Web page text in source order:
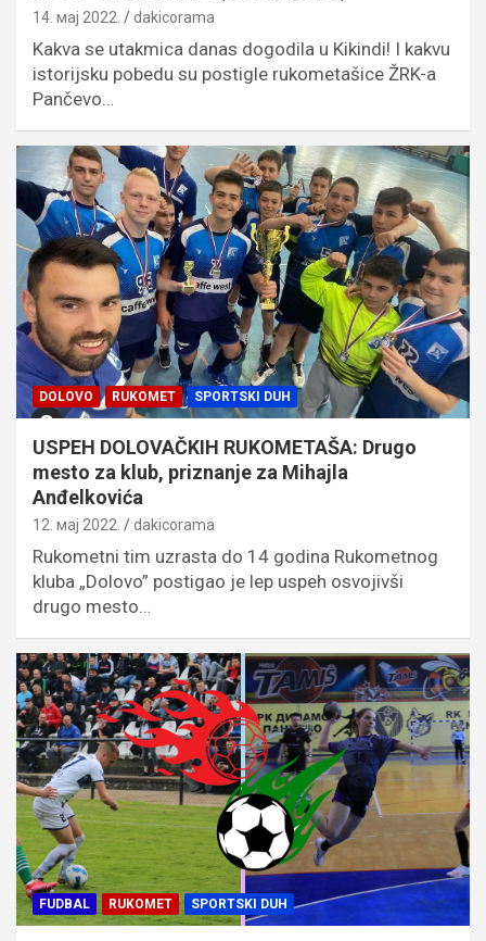
14. мај 2022. dakicorama
Kakva se utakmica danas dogodila u Kikindi! I kakvu
istorijsku pobedu su postigle rukometašice ŽRK-a
Pančevo…
DOLOVO RUKOMET SPORTSKI DUH
USPEH DOLOVAČKIH RUKOMETAŠA: Drugo
mesto za klub, priznanje za Mihajla
Anđelkovića
12. мај 2022. dakicorama
Rukometni tim uzrasta do 14 godina Rukometnog
kluba „Dolovo” postigao je lep uspeh osvojivši
drugo mesto…
FUDBAL RUKOMET SPORTSKI DUH